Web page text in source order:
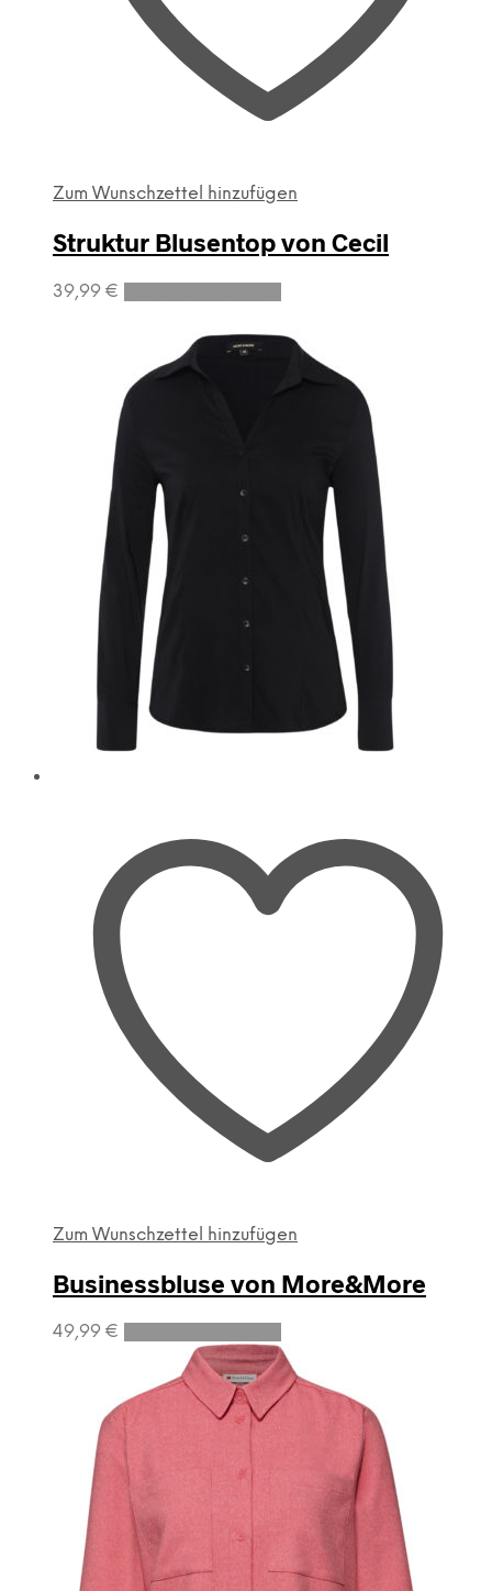
Zum Wunschzettel hinzufügen
Struktur Blusentop von Cecil
39,99 €
Dieses
mehrere
Varianten
auf.
Produktseite
gewählt
werden
Zum Wunschzettel hinzufügen
Businessbluse von More&More
49,99 €
Dieses
Produkt
weist
mehrere
Varianten
Optionen
auf
der
gewählt